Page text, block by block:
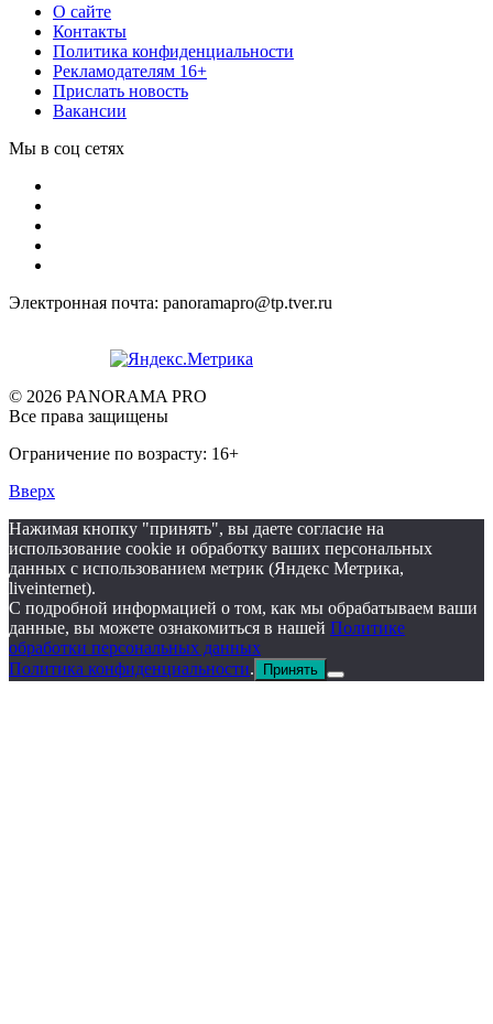
О сайте
Контакты
Политика конфиденциальности
Рекламодателям 16+
Прислать новость
Вакансии
Мы в соц сетях
Электронная почта: panoramapro@tp.tver.ru
© 2026 PANORAMA PRO
Все права защищены
Ограничение по возрасту: 16+
Вверх
Нажимая кнопку "принять", вы даете согласие на
использование cookie и обработку ваших персональных
данных с использованием метрик (Яндекс Метрика,
liveinternet).
С подробной информацией о том, как мы обрабатываем ваши
данные, вы можете ознакомиться в нашей Политике
обработки персональных данных
Политика конфиденциальности. Принять